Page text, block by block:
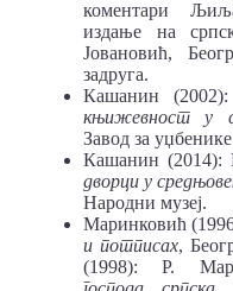
коментари
издање на
Јовановић,
задруга.
Кашанин
књижевност у
Завод за
Кашанин
дворци у
Народни музеј.
Маринковић
и потписах,
(1998): Р.